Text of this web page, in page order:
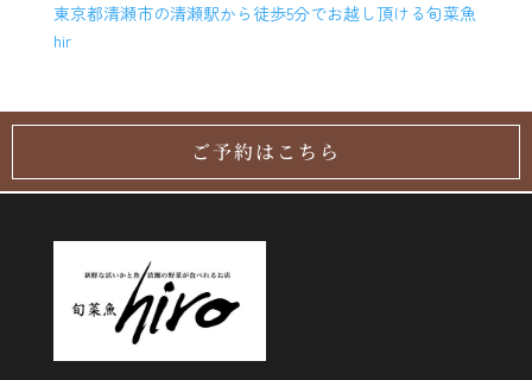
東京都清瀬市の清瀬駅から徒歩5分でお越し頂ける旬菜魚
hir
ご予約はこちら